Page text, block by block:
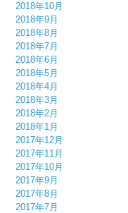
2018年10月
2018年9月
2018年8月
2018年7月
2018年6月
2018年5月
2018年4月
2018年3月
2018年2月
2018年1月
2017年12月
2017年11月
2017年10月
2017年9月
2017年8月
2017年7月